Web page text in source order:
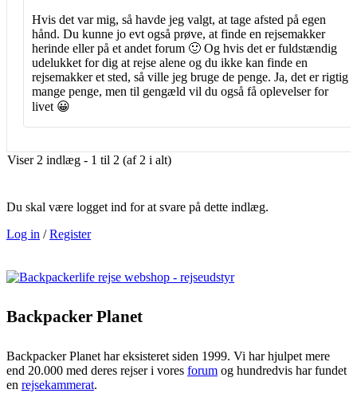
Hvis det var mig, så havde jeg valgt, at tage afsted på egen
hånd. Du kunne jo evt også prøve, at finde en rejsemakker
herinde eller på et andet forum 🙂 Og hvis det er fuldstændig
udelukket for dig at rejse alene og du ikke kan finde en
rejsemakker et sted, så ville jeg bruge de penge. Ja, det er rigtig
mange penge, men til gengæld vil du også få oplevelser for
livet 😀
Viser 2 indlæg - 1 til 2 (af 2 i alt)
Du skal være logget ind for at svare på dette indlæg.
Log in /Register
Backpacker Planet
Backpacker Planet har eksisteret siden 1999. Vi har hjulpet mere
end 20.000 med deres rejser i vores forum og hundredvis har fundet
en rejsekammerat.